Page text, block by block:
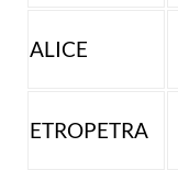
ALICE
ETROPETRA